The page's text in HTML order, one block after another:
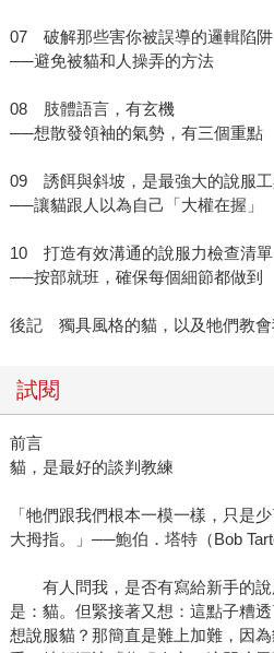
07 破解那些害你被誤導的邏輯陷阱
──避免被貓和人操弄的方法
08 肢體語言，有玄機
──想散發領袖的氣勢，有三個重點
09 誘餌與斜坡，是最強大的說服
──讓貓跟人以為自己「大權在握」
10 打造有效溝通的說服力檢查清單
──按部就班，確保每個細節都做到
後記 獨具風格的貓，以及牠們教會
試閱
前言
貓，是最好的談判教練
「牠們跟我們根本一模一樣，只是
大拇指。」──鮑伯．塔特（Bob
有人問我，是否有寫給新手的說
是：貓。但緊接著又想：這點子糟
想說服貓？那簡直是難上加難，因